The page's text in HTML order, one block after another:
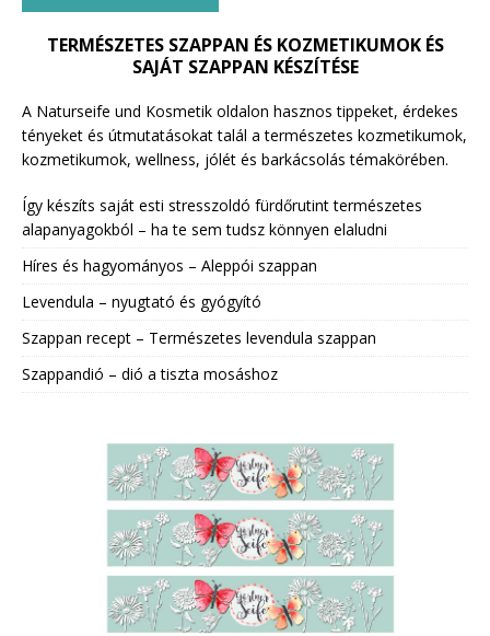
TERMÉSZETES SZAPPAN ÉS KOZMETIKUMOK ÉS
SAJÁT SZAPPAN KÉSZÍTÉSE
A Naturseife und Kosmetik oldalon hasznos tippeket, érdekes
tényeket és útmutatásokat talál a természetes kozmetikumok,
kozmetikumok, wellness, jólét és barkácsolás témakörében.
Így készíts saját esti stresszoldó fürdőrutint természetes
alapanyagokból – ha te sem tudsz könnyen elaludni
Híres és hagyományos – Aleppói szappan
Levendula – nyugtató és gyógyító
Szappan recept – Természetes levendula szappan
Szappandió – dió a tiszta mosáshoz